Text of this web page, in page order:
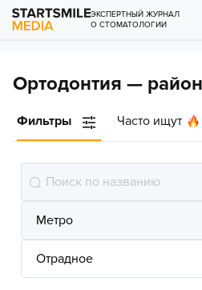
ЭКСПЕРТНЫЙ ЖУРНАЛ
О СТОМАТОЛОГИИ
Ортодонтия —
Фильтры Часто ищут